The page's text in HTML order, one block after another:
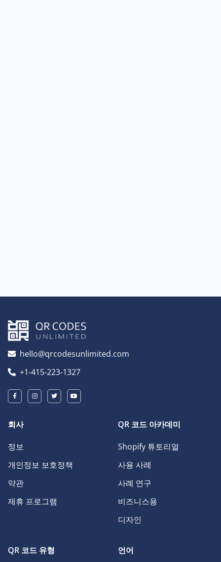
hello@qrcodesunlimited.com
+1-415-223-1327
회사
정보
개인정보 보호정책
약관
제휴 프로그램
QR 코드 아카데미
Shopify 튜토리얼
사용 사례
사례 연구
비즈니스용
디자인
QR 코드 유형 언어